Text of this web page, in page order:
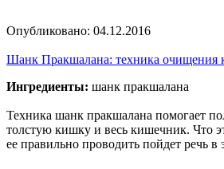
Опубликовано: 04.12.2016
Шанк Пракшалана: техника очищения
Ингредиенты: шанк пракшалана
Техника шанк пракшалана помогает
толстую кишку и весь кишечник. Что
ее правильно проводить пойдет речь в